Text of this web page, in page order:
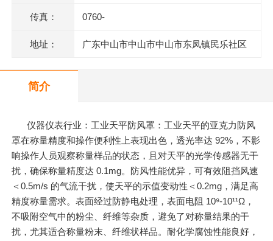
传真： 0760-
地址： 广东中山市中山市中山市东凤镇民乐社区
简介
仪器仪表行业：工业天平防风罩：工业天平的亚克力防风
罩在称量精度和操作便利性上表现出色，透光率达 92%，不影
响操作人员观察称量样品的状态，且对天平的光学传感器无干
扰，确保称量精度达 0.1mg。防风性能优异，可有效阻挡风速
＜0.5m/s 的气流干扰，使天平的示值变动性＜0.2mg，满足高
精度称量需求。表面经过防静电处理，表面电阻 10⁹-10¹¹Ω，
不吸附空气中的粉尘、纤维等杂质，避免了对称量结果的干
扰，尤其适合称量粉末、纤维状样品。耐化学腐蚀性能良好，